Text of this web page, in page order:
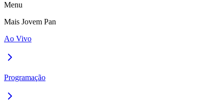
Menu
Mais Jovem Pan
Ao Vivo
Programação